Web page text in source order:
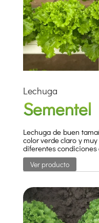
Lechuga
Sementel
Lechuga de buen
color verde claro y
diferentes condiciones
Ver producto